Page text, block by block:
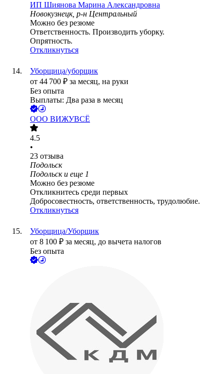
ИП Шиянова Марина Александровна
Новокузнецк, р-н Центральный
Можно без резюме
Ответственность. Производить уборку.
Опрятность.
Откликнуться
Уборщица/уборщик
от 44 700 ₽ за месяц, на руки
Без опыта
Выплаты: Два раза в месяц
ООО ВИЖУВСЁ
4.5
•
23 отзыва
Подольск
Подольск и еще 1
Можно без резюме
Откликнитесь среди первых
Добросовестность, ответственность, трудолюбие.
Откликнуться
Уборщица/Уборщик
от 8 100 ₽ за месяц, до вычета налогов
Без опыта